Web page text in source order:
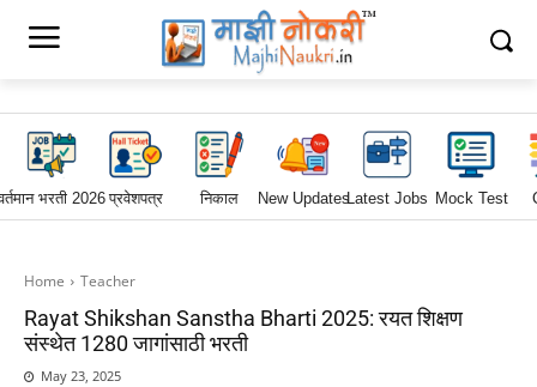
भरती 2026प्रवेशपत्र निकाल New UpdatesLatest Jobs Mock Test
Home Teacher
Rayat Shikshan Sanstha Bharti 2025: रयत शिक्षण
संस्थेत 1280 जागांसाठी भरती
May 23, 2025